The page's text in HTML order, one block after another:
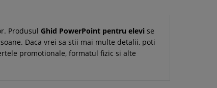
Produsul Ghid PowerPoint pentru elevi se
Daca vrei sa stii mai multe detalii, poti
promotionale, formatul fizic si alte